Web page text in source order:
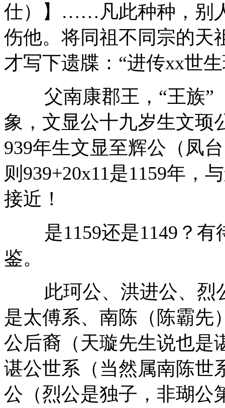
仕）】……凡此种种，别
伤他。将同祖不同宗的天
才写下遗牒：“进传xx世
父南康郡王，“王族”
象，文显公十九岁生文顼
939年生文显至辉公（凤
则 939+20x11是1159年，
接近！
是1159还是1149 ？有
鉴。
此珂公、洪进公、烈
是太傅系、南陈（陈霸先
公后裔（天璇先生说也
谌公世系（当然属南陈世
公（烈公是独子，非瑚公